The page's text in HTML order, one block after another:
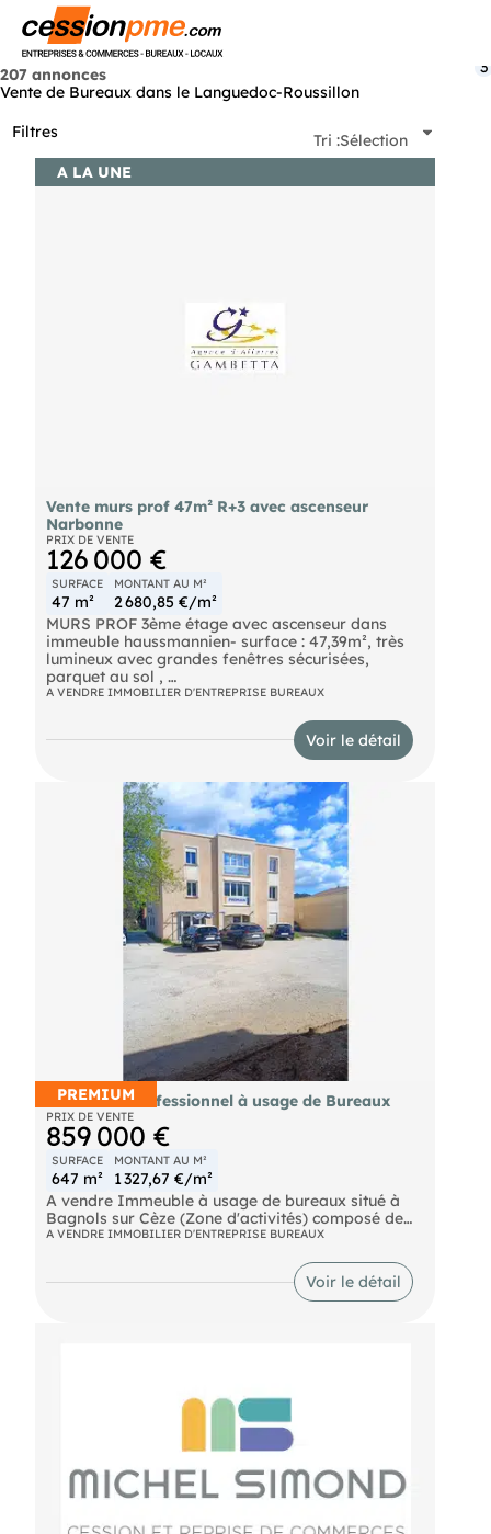
207 annonces
Vente de Bureaux dans le Languedoc-Roussillon
Filtres
3
Tri :Sélection
A LA UNE
Vente murs prof 47m² R+3 avec ascenseur
Narbonne
PRIX DE VENTE
126 000 €
SURFACE
47 m²
MONTANT AU M²
2 680,85 €/m²
MURS PROF 3ème étage avec ascenseur dans
immeuble haussmannien- surface : 47,39m², très
lumineux avec grandes fenêtres sécurisées,
parquet au sol ,
copro 12 lots, moyenne charges : 1300€/an, taxe
vue exceptionnelle
A VENDRE IMMOBILIER D'ENTREPRISE BUREAUX
Voir le détail
PREMIUM
Immeuble Professionnel à usage de Bureaux
PRIX DE VENTE
859 000 €
SURFACE
647 m²
MONTANT AU M²
1 327,67 €/m²
A vendre Immeuble à usage de bureaux situé à
Bagnols sur Cèze (Zone d'activités) composé de
plusieurs bureaux d'une surface à louer de 647 m²
Accès facile - Stationnement sur site - A moins de
30 mn de 3 axes autoroutiers
Taux d'occupation de 70 % par des professionnels
A VENDRE IMMOBILIER D'ENTREPRISE BUREAUX
Voir le détail